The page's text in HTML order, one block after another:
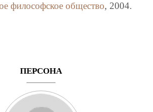
философское общество, 2004.
ПЕРСОНА